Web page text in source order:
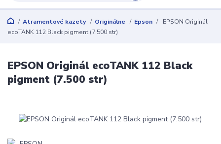
Atramentové kazety Originálne Epson
EPSON Originál
ecoTANK 112 Black pigment (7.500 str)
EPSON Originál ecoTANK 112 Black
pigment (7.500 str)